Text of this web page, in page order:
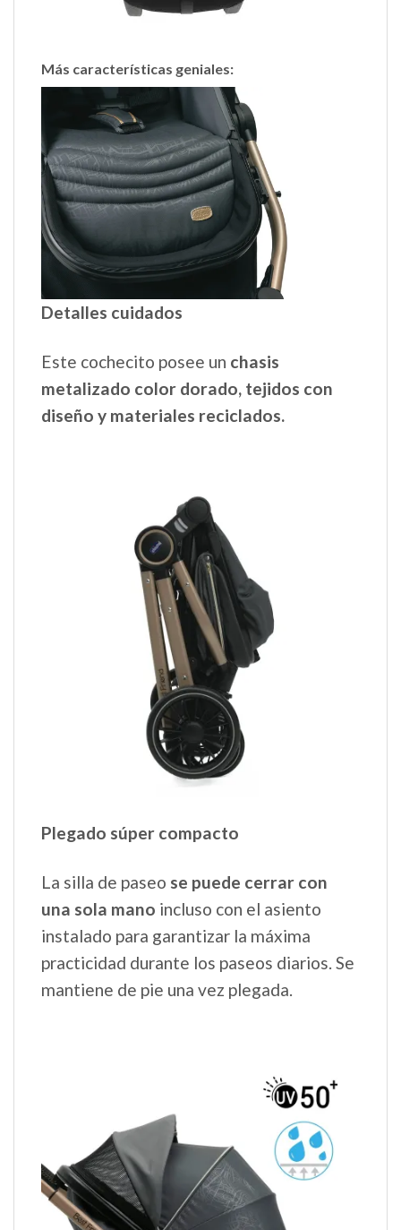
Más características geniales:
Detalles cuidados
Este cochecito posee un chasis
metalizado color dorado, tejidos con
diseño y materiales reciclados.
Plegado súper compacto
La silla de paseo se puede cerrar con
una sola mano incluso con el asiento
instalado para garantizar la máxima
practicidad durante los paseos diarios. Se
mantiene de pie una vez plegada.